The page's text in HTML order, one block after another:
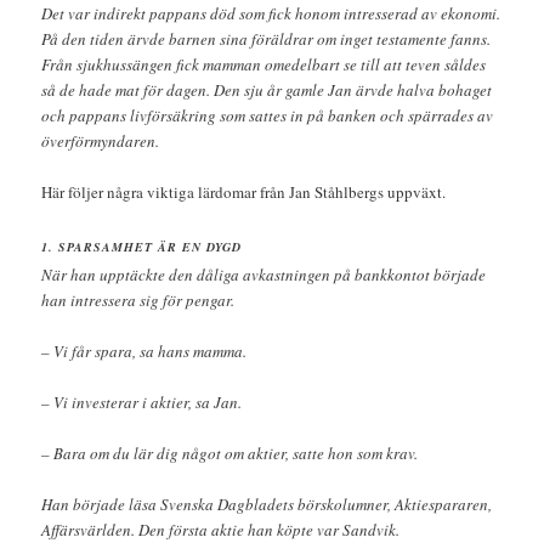
Det var indirekt pappans död som fick honom intresserad av ekonomi.
På den tiden ärvde barnen sina föräldrar om inget testamente fanns.
Från sjukhussängen fick mamman omedelbart se till att teven såldes
så de hade mat för dagen. Den sju år gamle Jan ärvde halva bohaget
och pappans livförsäkring som sattes in på banken och spärrades av
överförmyndaren.
Här följer några viktiga lärdomar från Jan Ståhlbergs uppväxt.
1. SPARSAMHET ÄR EN DYGD
När han upptäckte den dåliga avkastningen på bankkontot började
han intressera sig för pengar.
– Vi får spara, sa hans mamma.
– Vi investerar i aktier, sa Jan.
– Bara om du lär dig något om aktier, satte hon som krav.
Han började läsa Svenska Dagbladets börskolumner, Aktiespararen,
Affärsvärlden. Den första aktie han köpte var Sandvik.